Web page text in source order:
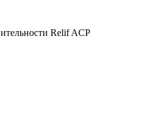
Relif ACP